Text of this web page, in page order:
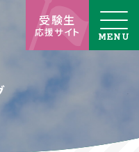
受験生
応援サイト